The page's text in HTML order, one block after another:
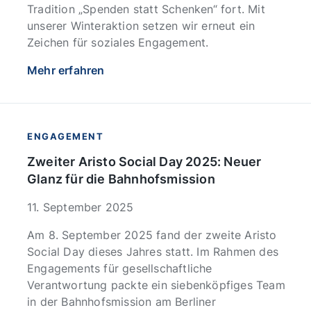
Tradition „Spenden statt Schenken“ fort. Mit
unserer Winteraktion setzen wir erneut ein
Zeichen für soziales Engagement.
Mehr erfahren
ENGAGEMENT
Zweiter Aristo Social Day 2025: Neuer
Glanz für die Bahnhofsmission
11. September 2025
Am 8. September 2025 fand der zweite Aristo
Social Day dieses Jahres statt. Im Rahmen des
Engagements für gesellschaftliche
Verantwortung packte ein siebenköpfiges Team
in der Bahnhofsmission am Berliner